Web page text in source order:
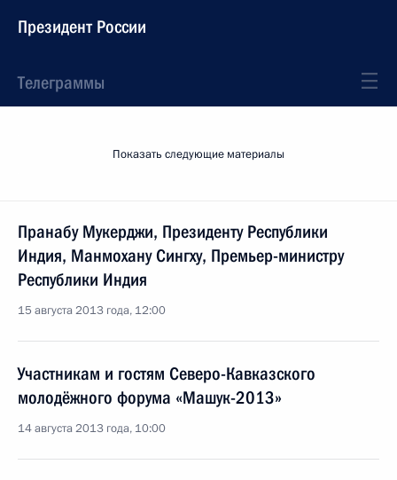
Президент России
Телеграммы
Показать следующие материалы
Пранабу Мукерджи, Президенту Республики
Индия, Манмохану Сингху, Премьер-министру
Республики Индия
15 августа 2013 года, 12:00
Участникам и гостям Северо-Кавказского
молодёжного форума «Машук-2013»
14 августа 2013 года, 10:00